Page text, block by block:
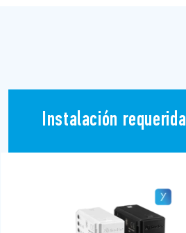
Instalación requerida